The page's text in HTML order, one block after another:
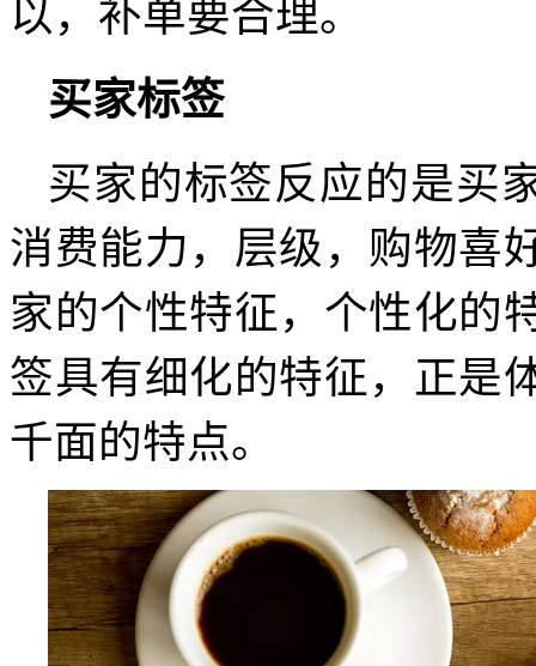
以，补单要合理。
买家标签
买家的标签反应的是买
消费能力，层级，购物喜
家的个性特征，个性化的
签具有细化的特征，正是
千面的特点。